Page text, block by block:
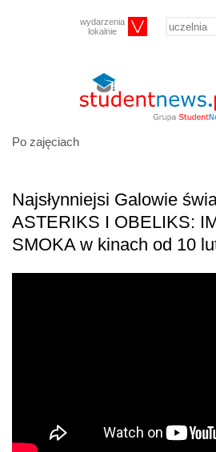
wydarzenia
lokalnie
Po zajęciach
Najsłynniejsi Galowie
ASTERIKS I OBELIKS:
SMOKA w kinach od 10